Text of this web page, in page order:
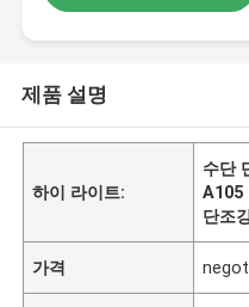
제품 설명
하이 라이트:
수단
A105
단조
가격